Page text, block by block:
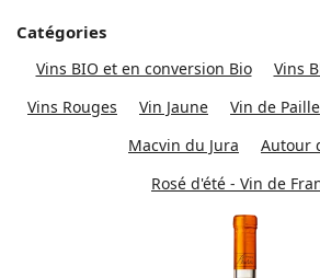
Catégories
Vins BIO et en conversion Bio Vins
Vins Rouges
Vin Jaune Vin de Paille
Macvin du Jura
Autour
Rosé d'été - Vin de